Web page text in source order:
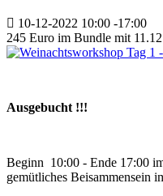
10-12-2022 10:00 -17:00
245 Euro im Bundle mit
Ausgebucht !!!
Beginn 10:00 - Ende 17:00
gemütliches Beisammensein